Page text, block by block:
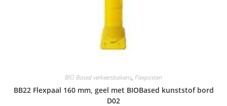
BIO Based verkeersbakens, Flexposten
BB22 Flexpaal 160 mm, geel met BIOBased kunststof bord
D02